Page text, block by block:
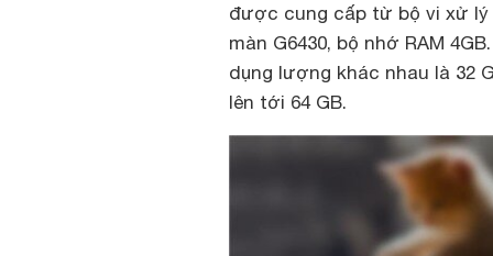
được cung cấp từ bộ vi xử lý
màn G6430, bộ nhớ RAM
dụng lượng khác nhau là 32
lên tới 64 GB.